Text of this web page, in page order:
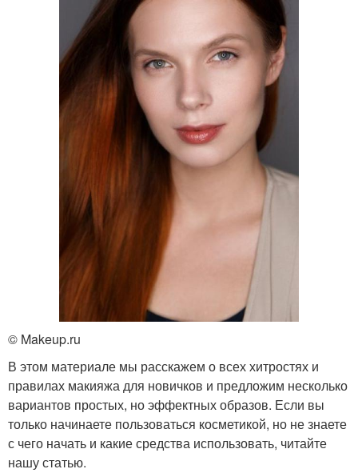
© Makeup.ru
В этом материале мы расскажем о всех хитростях и
правилах макияжа для новичков и предложим несколько
вариантов простых, но эффектных образов. Если вы
только начинаете пользоваться косметикой, но не знаете
с чего начать и какие средства использовать, читайте
нашу статью.